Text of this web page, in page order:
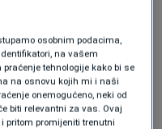
osobnim podacima,
na vašem
tehnologije kako bi se
na osnovu kojih mi i naši
onemogućeno, neki od
biti relevantni za vas. Ovaj
pritom promijeniti trenutni